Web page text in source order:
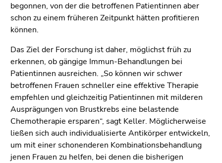
begonnen, von der die betroffenen Patientinnen aber
schon zu einem früheren Zeitpunkt hätten profitieren
können.
Das Ziel der Forschung ist daher, möglichst früh zu
erkennen, ob gängige Immun-Behandlungen bei
Patientinnen ausreichen. „So können wir schwer
betroffenen Frauen schneller eine effektive Therapie
empfehlen und gleichzeitig Patientinnen mit milderen
Ausprägungen von Brustkrebs eine belastende
Chemotherapie ersparen“, sagt Keller. Möglicherweise
ließen sich auch individualisierte Antikörper entwickeln,
um mit einer schonenderen Kombinationsbehandlung
jenen Frauen zu helfen, bei denen die bisherigen